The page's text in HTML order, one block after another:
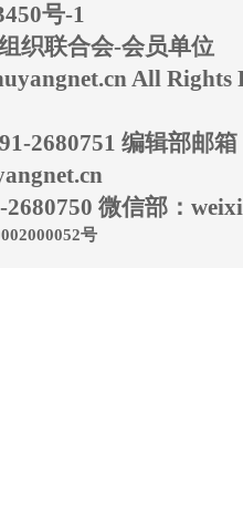
号-1
织联合会-会员单位
All Rights
2680751 编辑部邮箱
微信部：
号